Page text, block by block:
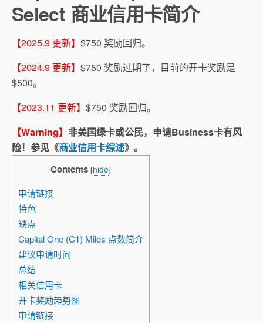
Select 商业信用卡简介
【2025.9 更新】 $750 奖励回归。
【2024.9 更新】 $750 奖励过期了，目前的开卡奖励是
$500。
【2023.11 更新】 $750 奖励回归。
【Warning】 非美国绿卡或公民，申请Business卡有风
险！参见《商业信用卡综述》。
Contents [hide]
申请链接
特色
缺点
Capital One (C1) Miles 点数简介
建议申请时间
总结
相关信用卡
开卡奖励趋势图
申请链接